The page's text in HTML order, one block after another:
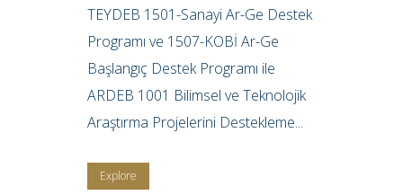
TEYDEB 1501-Sanayi Ar-Ge Destek
Programı ve 1507-KOBİ Ar-Ge
Başlangıç Destek Programı ile
ARDEB 1001 Bilimsel ve Teknolojik
Araştırma Projelerini Destekleme...
Explore